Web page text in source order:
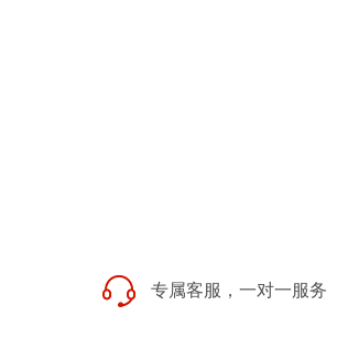
专属客服，一对一服务